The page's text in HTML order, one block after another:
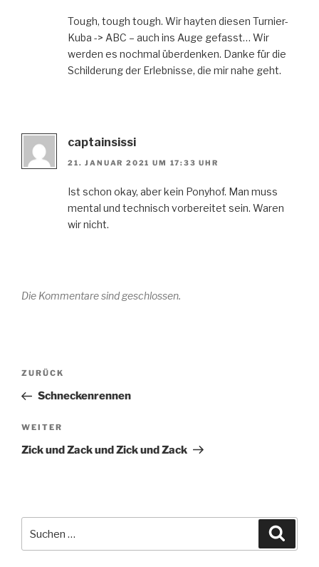
Tough, tough tough. Wir hayten diesen Turnier-
Kuba -> ABC – auch ins Auge gefasst… Wir
werden es nochmal überdenken. Danke für die
Schilderung der Erlebnisse, die mir nahe geht.
captainsissi
21. JANUAR 2021 UM 17:33 UHR
Ist schon okay, aber kein Ponyhof. Man muss
mental und technisch vorbereitet sein. Waren
wir nicht.
Die Kommentare sind geschlossen.
Beitragsnavigation
Vorheriger
Beitrag
ZURÜCK
Schneckenrennen
Nächster
Beitrag
WEITER
Zick und Zack und Zick und Zack
nach: